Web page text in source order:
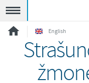
English